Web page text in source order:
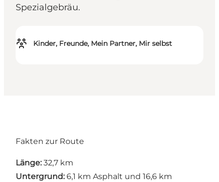
Spezialgebräu.
Kinder, Freunde, Mein Partner, Mir selbst
Fakten zur Route
Länge: 32,7 km
Untergrund: 6,1 km Asphalt und 16,6 km